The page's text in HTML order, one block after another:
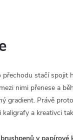
přechodu stačí spojit
nimi přenese a
gradient. Právě
a kreativci